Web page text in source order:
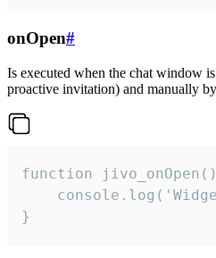
onOpen#
Is executed when the chat window
proactive invitation) and manually
function
}